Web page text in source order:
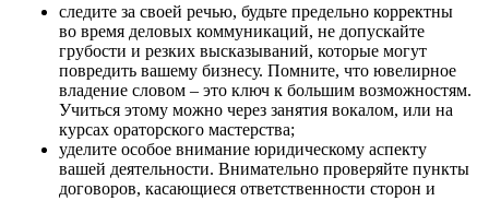
следите за своей речью, будьте предельно корректны
во время деловых коммуникаций, не допускайте
грубости и резких высказываний, которые могут
повредить вашему бизнесу. Помните, что ювелирное
владение словом – это ключ к большим возможностям.
Учиться этому можно через занятия вокалом, или на
курсах ораторского мастерства;
уделите особое внимание юридическому аспекту
вашей деятельности. Внимательно проверяйте пункты
договоров, касающиеся ответственности сторон и